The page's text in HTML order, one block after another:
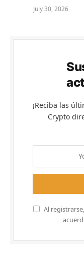
July 30, 2026
¡Reciba las
Crypto
Al